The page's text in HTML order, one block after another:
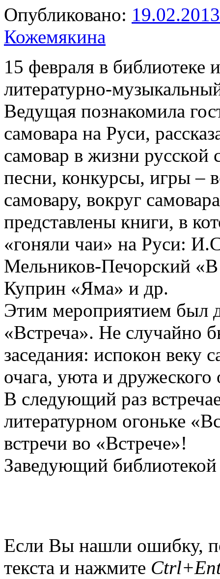
Опубликовано: 19.02.2013
Кожемякина
15 февраля в
литературно-
Ведущая познакомила
самовара на Руси,
самовар в жизни русской
песни, конкурсы, игры –
самовару, вокруг
представлены книги, в
«гоняли чаи» на Руси:
Мельников-Печорский
Куприн «Яма» и др.
Этим мероприятием был
«Встреча». Не случайно
заседания: испокон веку
очага, уюта и
В следующий раз
литературном огоньке
встречи во «Встрече»!
Заведующий
Если Вы нашли ошибку,
текста и нажмите